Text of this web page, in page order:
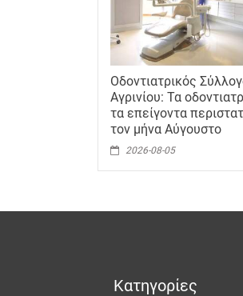
Οδοντιατρικός
Αγρινίου: Τα
τα επείγοντα
τον μήνα Αύγουστο
2026-08-05
Κατηγορίες